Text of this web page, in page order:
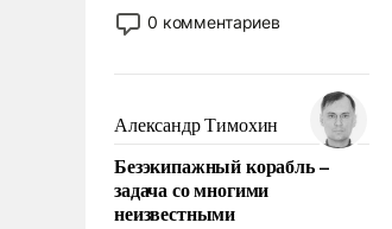
принадлежит, а кого из неё
исключили с правом
чем она отличается от просто
образованных людей. Иногда
казалось, что эти вопросы
решены раз и навсегда, но –
нет, не решены.
0 комментариев
Александр Тимохин
Безэкипажный корабль –
задача со многими
неизвестными